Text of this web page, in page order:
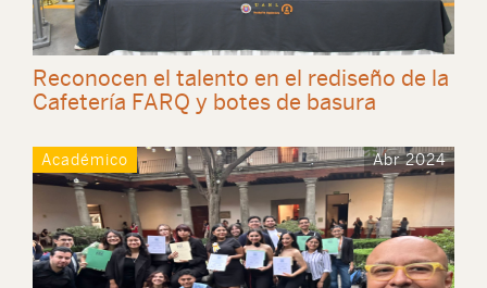
Reconocen el talento en el rediseño de la
Cafetería FARQ y botes de basura
Académico Abr 2024